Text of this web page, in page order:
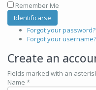
Remember Me
Forgot your password?
Forgot your username?
Create an
Fields marked with an
Name *